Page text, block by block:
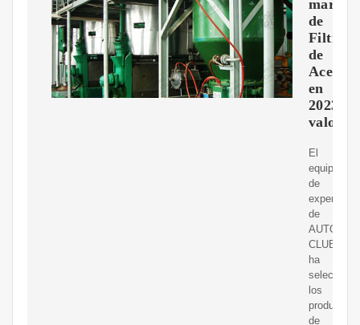
marcas
de
Filtro
de
Aceite
en
2023:
El
equipo
de
expertos
de
AUTODOC
CLUB
ha
los
productos
de